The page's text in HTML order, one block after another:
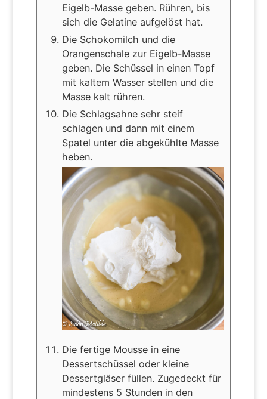
Eigelb-Masse geben. Rühren, bis
sich die Gelatine aufgelöst hat.
Die Schokomilch und die
Orangenschale zur Eigelb-Masse
geben. Die Schüssel in einen Topf
mit kaltem Wasser stellen und die
Masse kalt rühren.
Die Schlagsahne sehr steif
schlagen und dann mit einem
Spatel unter die abgekühlte Masse
heben.
Die fertige Mousse in eine
Dessertschüssel oder kleine
Dessertgläser füllen. Zugedeckt für
mindestens 5 Stunden in den